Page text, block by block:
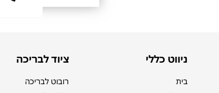
ניווט כללי
בית
ציוד לבריכה
רובוט לבריכה